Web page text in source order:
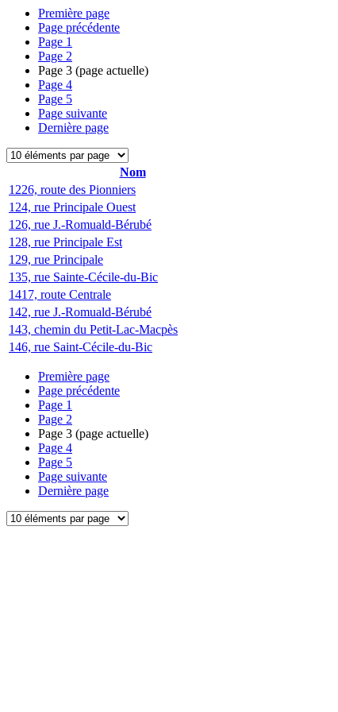
Première page
Page précédente
Page 1
Page 2
Page 3 (page actuelle)
Page 4
Page 5
Page suivante
Dernière page
Nom
1226, route des Pionniers
124, rue Principale Ouest
126, rue J.-Romuald-Bérubé
128, rue Principale Est
129, rue Principale
135, rue Sainte-Cécile-du-Bic
1417, route Centrale
142, rue J.-Romuald-Bérubé
143, chemin du Petit-Lac-Macpès
146, rue Saint-Cécile-du-Bic
Première page
Page précédente
Page 1
Page 2
Page 3 (page actuelle)
Page 4
Page 5
Page suivante
Dernière page